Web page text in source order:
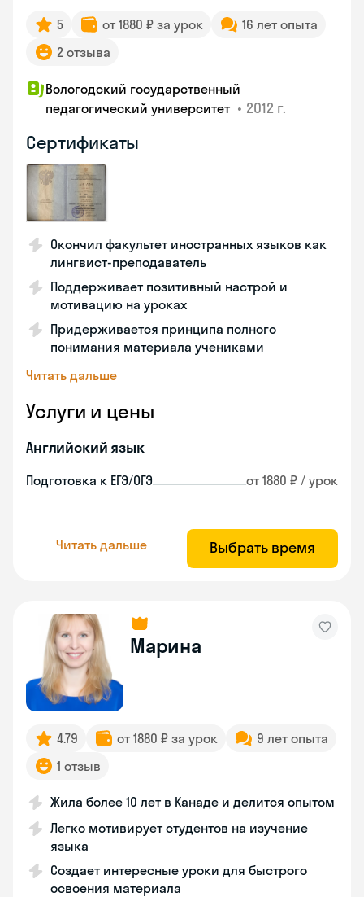
5 от 1880 ₽ за урок
16 лет опыта
2 отзыва
Вологодский государственный
педагогический университет • 2012 г.
Сертификаты
Окончил факультет иностранных языков как
лингвист-преподаватель
Поддерживает позитивный настрой и
мотивацию на уроках
Придерживается принципа полного
понимания материала учениками
Читать дальше
Услуги и цены
Английский язык
Подготовка к ЕГЭ/ОГЭ от 1880 ₽ / урок
Читать дальше Выбрать время
Марина
4.79 от 1880 ₽ за урок
9 лет опыта
1 отзыв
Жила более 10 лет в Канаде и делится опытом
Легко мотивирует студентов на изучение
языка
Создает интересные уроки для быстрого
освоения материала